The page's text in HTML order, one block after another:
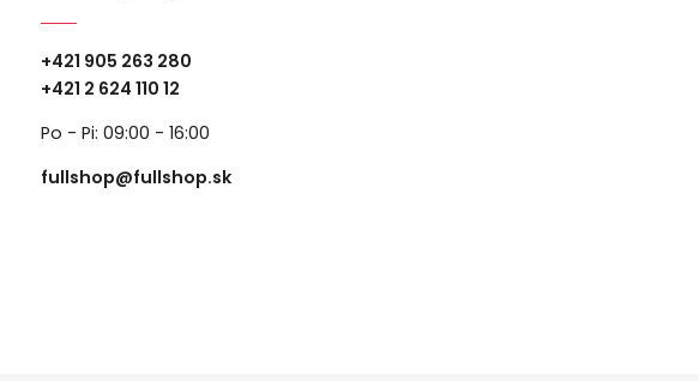
+421 905 263 280
+421 2 624 110 12
Po - Pi: 09:00 - 16:00
fullshop@fullshop.sk